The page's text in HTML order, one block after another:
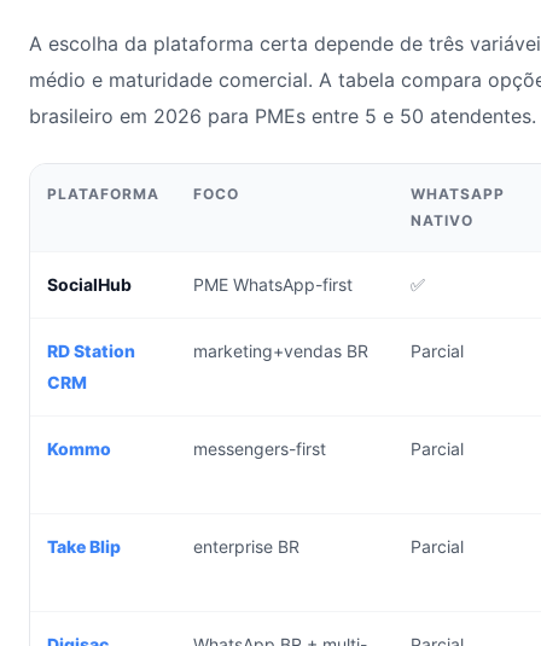
A escolha da plataforma certa depende de três
médio e maturidade comercial. A tabela compara
brasileiro em 2026 para PMEs entre 5 e 50 atendentes.
PLATAFORMA FOCO
WHATSAPP
NATIVO
SocialHub PME WhatsApp-first ✅
RD Station
CRM
marketing+vendas BR Parcial
Kommo messengers-first Parcial
Take Blip enterprise BR Parcial